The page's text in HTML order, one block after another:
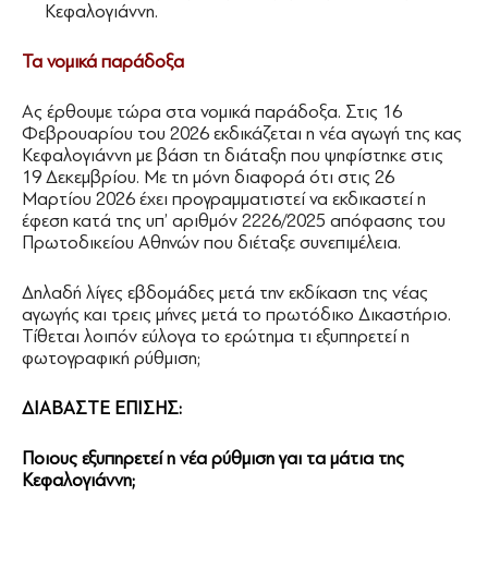
Κεφαλογιάννη.
Τα νομικά παράδοξα
Ας έρθουμε τώρα στα νομικά παράδοξα. Στις 16
Φεβρουαρίου του 2026 εκδικάζεται η νέα αγωγή της κας
Κεφαλογιάννη με βάση τη διάταξη που ψηφίστηκε στις
19 Δεκεμβρίου. Με τη μόνη διαφορά ότι στις 26
Μαρτίου 2026 έχει προγραμματιστεί να εκδικαστεί η
έφεση κατά της υπ’ αριθμόν 2226/2025 απόφασης του
Πρωτοδικείου Αθηνών που διέταξε συνεπιμέλεια.
Δηλαδή λίγες εβδομάδες μετά την εκδίκαση της νέας
αγωγής και τρεις μήνες μετά το πρωτόδικο Δικαστήριο.
Τίθεται λοιπόν εύλογα το ερώτημα τι εξυπηρετεί η
φωτογραφική ρύθμιση;
ΔΙΑΒΑΣΤΕ ΕΠΙΣΗΣ:
Ποιους εξυπηρετεί η νέα ρύθμιση γαι τα μάτια της
Κεφαλογιάννη;